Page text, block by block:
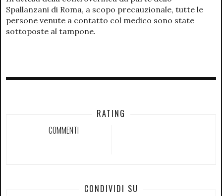
Spallanzani di Roma, a scopo precauzionale, tutte le
persone venute a contatto col medico sono state
sottoposte al tampone.
RATING
COMMENTI
CONDIVIDI SU